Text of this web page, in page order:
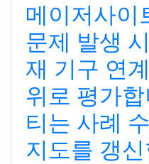
메이저사이
문제 발생
재 기구 연
위로 평가
티는 사례
지도를 갱